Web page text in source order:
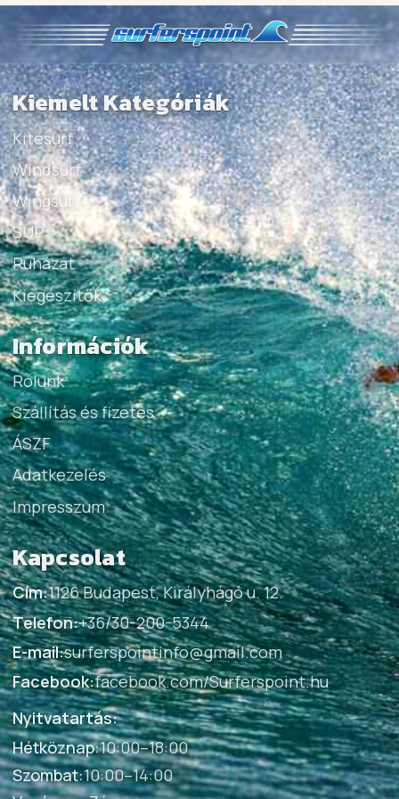
Kiemelt Kategóriák
Kitesurf
Windsurf
Wingsurf
SUP
Ruházat
Kiegészítők
Információk
Rólunk
Szállítás és fizetés
ÁSZF
Adatkezelés
Impresszum
Kapcsolat
Cím:1126 Budapest, Királyhágó u. 12.
Telefon:+36/30-200-5344
E-mail:surferspointinfo@gmail.com
Facebook:facebook.com/Surferspoint.hu
Nyitvatartás:
Hétköznap:10:00–18:00
Szombat:10:00–14:00